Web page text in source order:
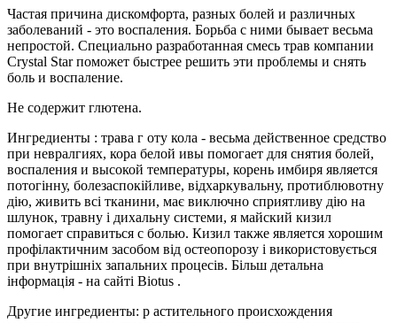
Частая причина дискомфорта, разных болей и различных
заболеваний - это воспаления. Борьба с ними бывает весьма
непростой. Специально разработанная смесь трав компании
Crystal Star поможет быстрее решить эти проблемы и снять
боль и воспаление.
Не содержит глютена.
Ингредиенты : трава г оту кола - весьма действенное средство
при невралгиях, кора белой ивы помогает для снятия болей,
воспаления и высокой температуры, корень имбиря является
потогінну, болезаспокійливе, відхаркувальну, протиблювотну
дію, живить всі тканини, має виключно сприятливу дію на
шлунок, травну і дихальну системи, я майский кизил
помогает справиться с болью. Кизил также является хорошим
профілактичним засобом від остеопорозу і використовується
при внутрішніх запальних процесів. Більш детальна
інформація - на сайті Biotus .
Другие ингредиенты: р астительного происхождения